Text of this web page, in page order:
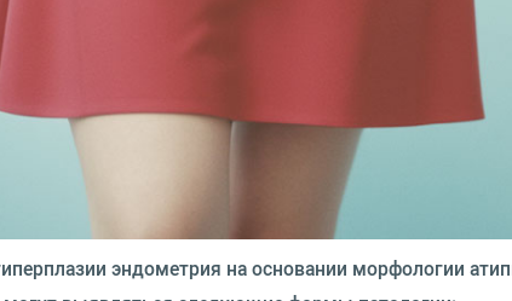
эндометрия на основании морфологии